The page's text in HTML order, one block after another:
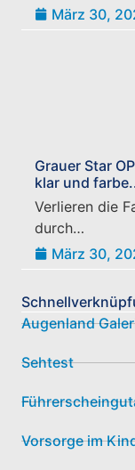
März 30,
Grauer Star
klar und
Verlieren die
durch…
März 30,
Augenland
Sehtest
Vorsorge im